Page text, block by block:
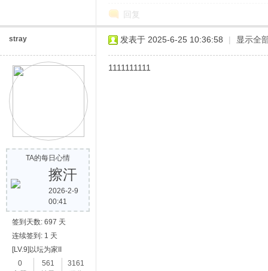
回复
stray
TA的每日心情
擦汗
2026-2-9
00:41
签到天数: 697 天
连续签到: 1 天
[LV.9]以坛为家II
0
561
3161
发表于 2025-6-25 10:36:58 | 显示全
1111111111